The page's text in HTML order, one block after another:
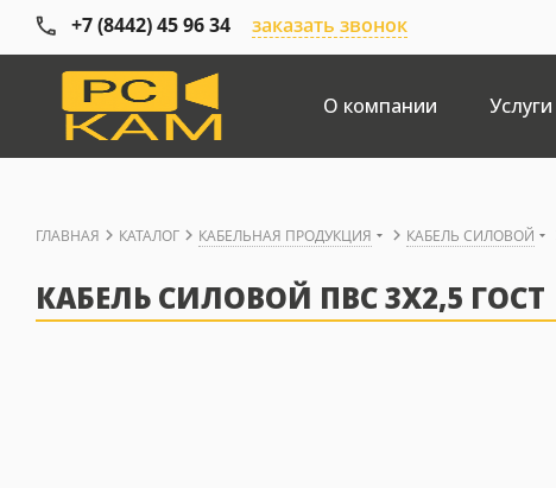
+7 (8442) 45 96 34 заказать звонок
О компании Услуги
ГЛАВНАЯ КАТАЛОГ КАБЕЛЬНАЯ ПРОДУКЦИЯ КАБЕЛЬ СИЛОВОЙ
КАБЕЛЬ СИЛОВОЙ ПВС 3X2,5 ГОСТ